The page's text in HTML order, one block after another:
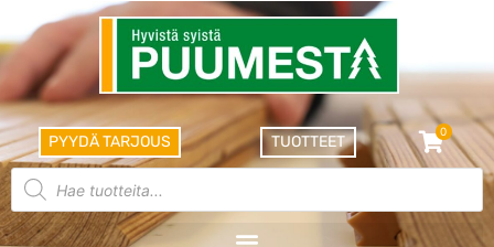
PYYDÄ TARJOUS TUOTTEET
0